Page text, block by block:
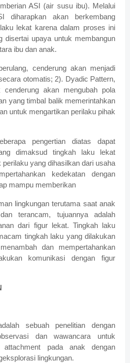
ASI (air susu ibu). Melalui
diharapkan akan berkembang
lekat karena dalam proses ini
disertai upaya untuk membangun
ibu dan anak.
cenderung akan menjadi
otomatis; 2). Dyadic Pattern,
akan mengubah pola
yang timbal balik memerintahkan
untuk mengartikan perilaku pihak
pengertian diatas dapat
dimaksud tingkah laku lekat
perilaku yang dihasilkan dari usaha
kedekatan dengan
mampu memberikan
lingkungan terutama saat anak
terancam, tujuannya adalah
dari figur lekat. Tingkah laku
tingkah laku yang dilakukan
dan mempertahankan
komunikasi dengan figur
sebuah penelitian dengan
dan wawancara untuk
attachment pada anak dengan
lingkungan.